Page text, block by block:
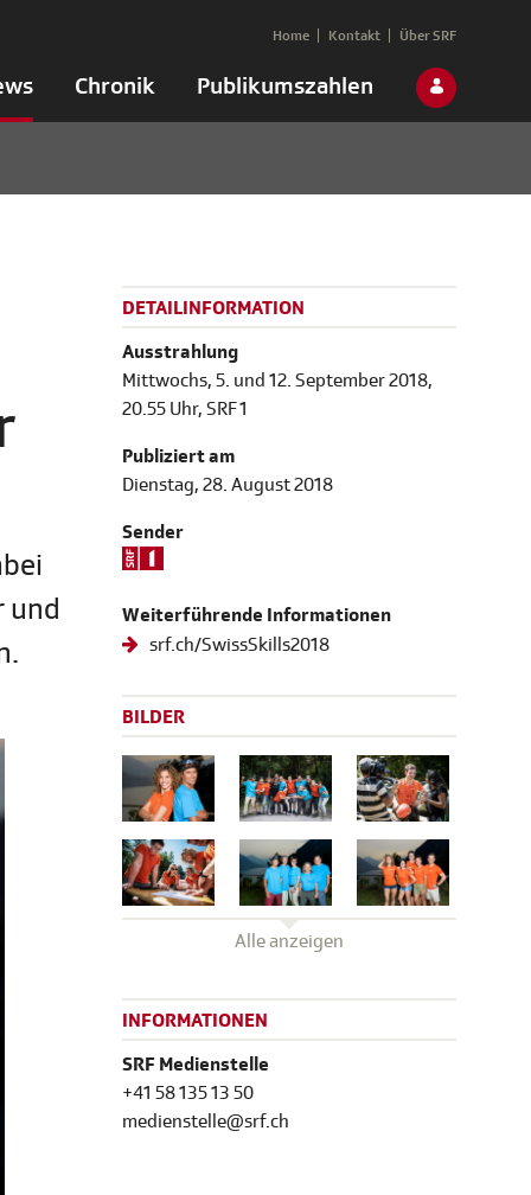
Chronik Publikumszahlen
Home Kontakt Über SRF
und
DETAILINFORMATION
Ausstrahlung
Mittwochs, 5. und 12. September 2018,
20.55 Uhr, SRF 1
Publiziert am
Dienstag, 28. August 2018
Sender
Weiterführende Informationen
srf.ch/SwissSkills2018
BILDER
Alle anzeigen
INFORMATIONEN
SRF Medienstelle
+41 58 135 13 50
medienstelle@srf.ch